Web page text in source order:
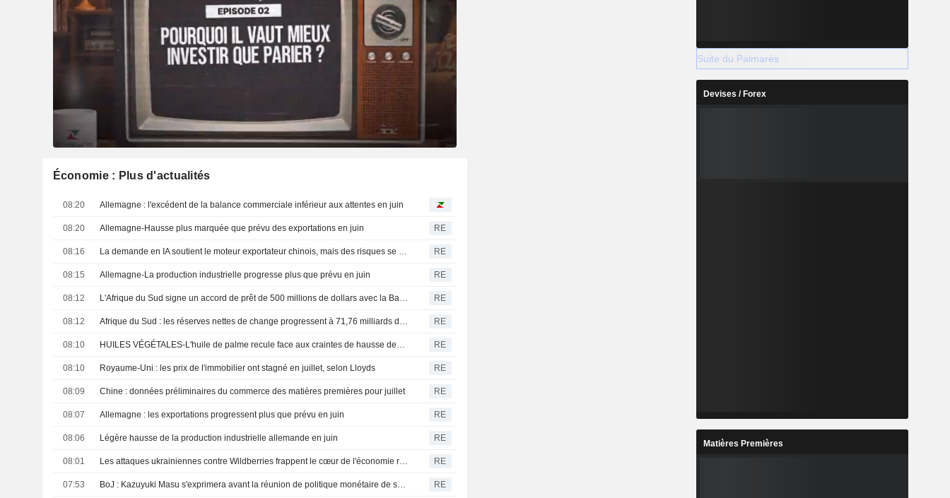
Économie : Plus d'actualités
08:20 Allemagne : l'excédent de la balance commerciale inférieur aux attentes en juin
08:20 Allemagne-Hausse plus marquée que prévu des exportations en juin RE
08:16 La demande en IA soutient le moteur exportateur chinois, mais des risques se profilent RE
08:15 Allemagne-La production industrielle progresse plus que prévu en juin RE
08:12 L'Afrique du Sud signe un accord de prêt de 500 millions de dollars avec la Banque asiatique d'investissement dans les infrastructures RE
08:12 Afrique du Sud : les réserves nettes de change progressent à 71,76 milliards de dollars en juillet RE
08:10 HUILES VÉGÉTALES-L'huile de palme recule face aux craintes de hausse des stocks et à la faiblesse des exportations RE
08:10 Royaume-Uni : les prix de l'immobilier ont stagné en juillet, selon Lloyds RE
08:09 Chine : données préliminaires du commerce des matières premières pour juillet RE
08:07 Allemagne : les exportations progressent plus que prévu en juin RE
08:06 Légère hausse de la production industrielle allemande en juin RE
08:01 Les attaques ukrainiennes contre Wildberries frappent le cœur de l'économie russe RE
07:53 BoJ : Kazuyuki Masu s'exprimera avant la réunion de politique monétaire de septembre RE
Suite du Palmarès
Devises / Forex
Matières Premières